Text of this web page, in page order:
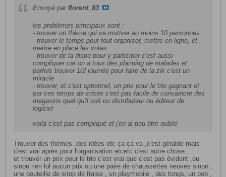
Envoyé par florent_83
les problèmes principaux sont :
- trouver un thème qui va motiver au moins 10 personnes
- trouver le temps pour tout organiser, mettre en ligne, et
mettre en place les votes
- trouver de la dispo pour y participer c'est aussi
compliquer car on a tous des planning de malades et
parfois trouver 1/2 journée pour faire de la zik c'est un
miracle
- trouver, et c'est optionnel, un prix pour le trio gagnant et
par ces temps de crises c'est pas facile de convaincre des
magasins quel qu'il soit ou distributeur ou éditeur de
logiciel
voilà c'est pas compliqué et j'en ai peu être oublié
Trouver des thèmes ,des idées etc ça ça va ,c'est gérable mais
c'est vrai après pour l'organisation etcetc c'est autre chose ,
et trouver un prix pour le trio c'est vrai que c'est pas évident ,ou
sinon rien lol aucun prix ou une paire de chaussettes neuves sinon ,
une bouteille de sirop de fraise , un playmobile , des tongs, un bob ,